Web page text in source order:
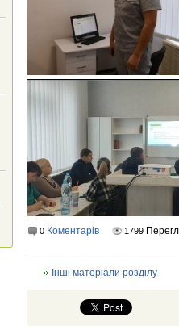
0 Коментарів 1799
Інші матеріали розділу